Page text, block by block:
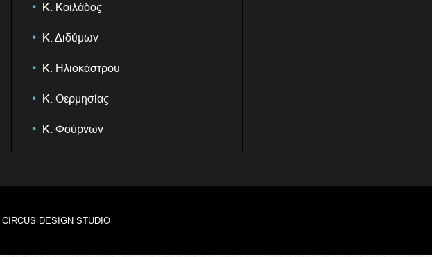
Κ. Κοιλάδος
Κ. Διδύμων
Κ. Ηλιοκάστρου
Κ. Θερμησίας
Κ. Φούρνων
CIRCUS DESIGN STUDIO